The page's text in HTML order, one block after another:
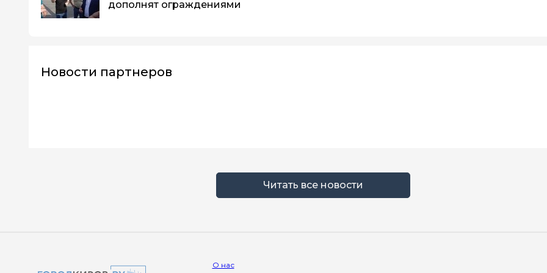
дополнят ограждениями
Новости партнеров
Читать все новости
О нас